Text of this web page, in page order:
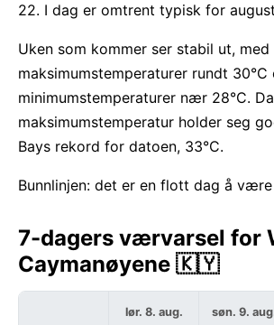
22. I dag er omtrent typisk for
Uken som kommer ser stabil ut, med
maksimumstemperaturer rundt 30°C
minimumstemperaturer nær 28°C.
maksimumstemperatur holder seg
Bays rekord for datoen, 33°C.
Bunnlinjen: det er en flott dag å være
7-dagers værvarsel for
Caymanøyene 🇰🇾
lør. 8. aug. søn. 9.